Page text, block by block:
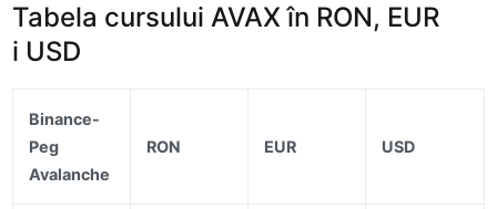
Tabela cursului AVAX în RON, EUR
i USD
Binance-
Peg
Avalanche
RON EUR USD